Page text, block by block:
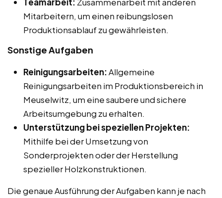
Mitarbeitern, um einen reibungslosen
Produktionsablauf zu gewährleisten.
Sonstige Aufgaben
Reinigungsarbeiten:Allgemeine
Reinigungsarbeiten im Produktionsbereich in
Meuselwitz, um eine saubere und sichere
Arbeitsumgebung zu erhalten.
Unterstützung bei speziellen Projekten:
Mithilfe bei der Umsetzung von
Sonderprojekten oder der Herstellung
spezieller Holzkonstruktionen.
Die genaue Ausführung der Aufgaben kann je nach